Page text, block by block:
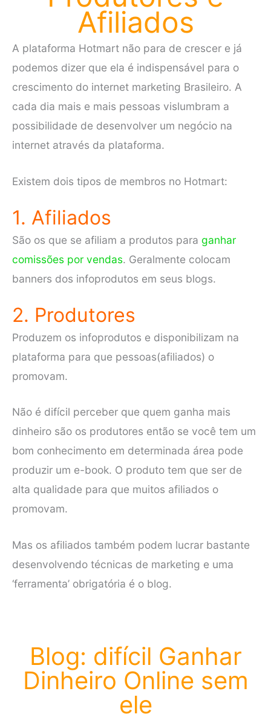
Afiliados
A plataforma Hotmart não para de crescer e já
podemos dizer que ela é indispensável para o
crescimento do internet marketing Brasileiro. A
cada dia mais e mais pessoas vislumbram a
possibilidade de desenvolver um negócio na
internet através da plataforma.
Existem dois tipos de membros no Hotmart:
1. Afiliados
São os que se afiliam a produtos para ganhar
comissões por vendas. Geralmente colocam
banners dos infoprodutos em seus blogs.
2. Produtores
Produzem os infoprodutos e disponibilizam na
plataforma para que pessoas(afiliados) o
promovam.
Não é difícil perceber que quem ganha mais
dinheiro são os produtores então se você tem um
bom conhecimento em determinada área pode
produzir um e-book. O produto tem que ser de
alta qualidade para que muitos afiliados o
promovam.
Mas os afiliados também podem lucrar bastante
desenvolvendo técnicas de marketing e uma
‘ferramenta’ obrigatória é o blog.
Blog: difícil Ganhar
Dinheiro Online sem
ele